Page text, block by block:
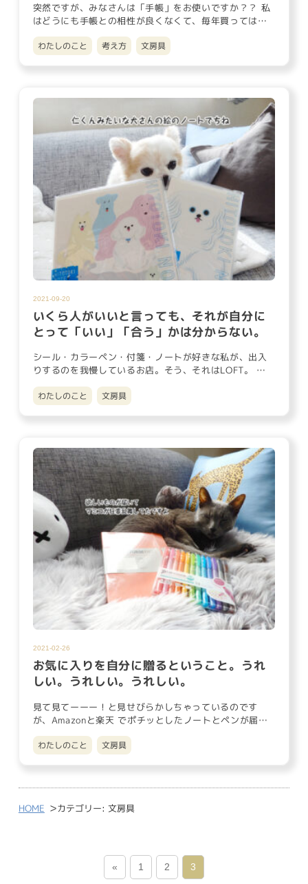
突然ですが、みなさんは「手帳」をお使いですか？？ 私
はどうにも手帳との相性が良くなくて、毎年買っては使
いこなせず…という…
わたしのこと 考え方 文房具
2021-09-20
いくら人がいいと言っても、それが自分に
とって「いい」「合う」かは分からない。
シール・カラーペン・付箋・ノートが好きな私が、出入
りするのを我慢しているお店。そう、それはLOFT。 死
わたしのこと 文房具
2021-02-26
お気に入りを自分に贈るということ。うれ
しい。うれしい。うれしい。
見て見てーーー！と見せびらかしちゃっているのです
が、Amazonと楽天 でポチッとしたノートとペンが届き
ました。 私は文…
わたしのこと 文房具
HOME >カテゴリー: 文房具
« 1 2 3